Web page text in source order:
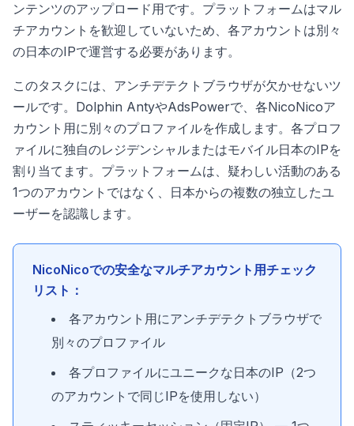
ンテンツのアップロード用です。プラットフォームはマル
チアカウントを歓迎していないため、各アカウントは別々
の日本のIPで運営する必要があります。
このタスクには、アンチデテクトブラウザが欠かせないツ
ールです。Dolphin AntyやAdsPowerで、各NicoNicoア
カウント用に別々のプロファイルを作成します。各プロフ
ァイルに独自のレジデンシャルまたはモバイル日本のIPを
割り当てます。プラットフォームは、疑わしい活動のある
1つのアカウントではなく、日本からの複数の独立したユ
ーザーを認識します。
NicoNicoでの安全なマルチアカウント用チェック
リスト：
各アカウント用にアンチデテクトブラウザで
別々のプロファイル
各プロファイルにユニークな日本のIP（2つ
のアカウントで同じIPを使用しない）